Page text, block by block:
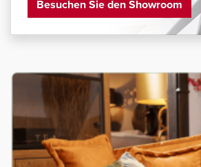
Besuchen Sie den Showroom